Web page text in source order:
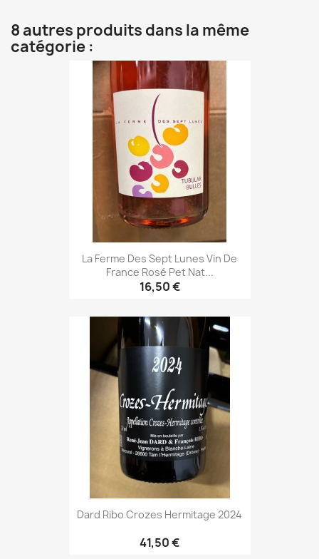
8 autres produits dans la même
catégorie :
La Ferme Des Sept Lunes Vin De
France Rosé Pet Nat...
16,50 €
Dard Ribo Crozes Hermitage 2024
41,50 €